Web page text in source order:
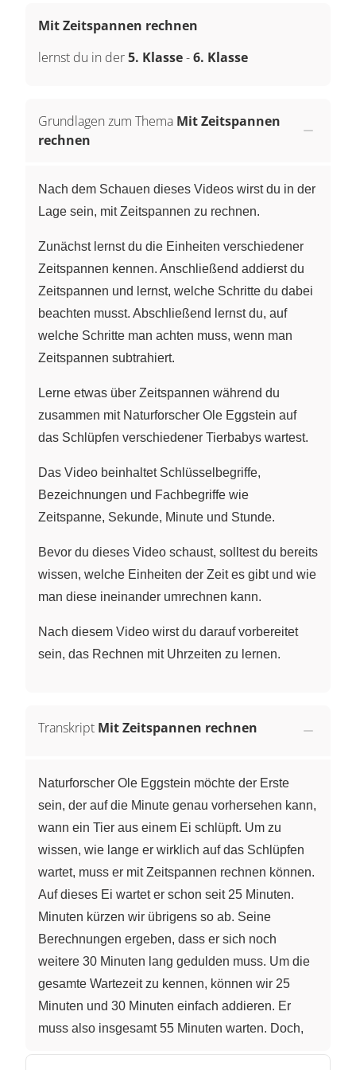
Mit Zeitspannen rechnen
lernst du in der5. Klasse-6. Klasse
Grundlagen zum Thema Mit Zeitspannen
rechnen
Nach dem Schauen dieses Videos wirst du in der
Lage sein, mit Zeitspannen zu rechnen.
Zunächst lernst du die Einheiten verschiedener
Zeitspannen kennen. Anschließend addierst du
Zeitspannen und lernst, welche Schritte du dabei
beachten musst. Abschließend lernst du, auf
welche Schritte man achten muss, wenn man
Zeitspannen subtrahiert.
Lerne etwas über Zeitspannen während du
zusammen mit Naturforscher Ole Eggstein auf
das Schlüpfen verschiedener Tierbabys wartest.
Das Video beinhaltet Schlüsselbegriffe,
Bezeichnungen und Fachbegriffe wie
Zeitspanne, Sekunde, Minute und Stunde.
Bevor du dieses Video schaust, solltest du bereits
wissen, welche Einheiten der Zeit es gibt und wie
man diese ineinander umrechnen kann.
Nach diesem Video wirst du darauf vorbereitet
sein, das Rechnen mit Uhrzeiten zu lernen.
Transkript Mit Zeitspannen rechnen
Naturforscher Ole Eggstein möchte der Erste
sein, der auf die Minute genau vorhersehen kann,
wann ein Tier aus einem Ei schlüpft. Um zu
wissen, wie lange er wirklich auf das Schlüpfen
wartet, muss er mit Zeitspannen rechnen können.
Auf dieses Ei wartet er schon seit 25 Minuten.
Minuten kürzen wir übrigens so ab. Seine
Berechnungen ergeben, dass er sich noch
weitere 30 Minuten lang gedulden muss. Um die
gesamte Wartezeit zu kennen, können wir 25
Minuten und 30 Minuten einfach addieren. Er
muss also insgesamt 55 Minuten warten. Doch,